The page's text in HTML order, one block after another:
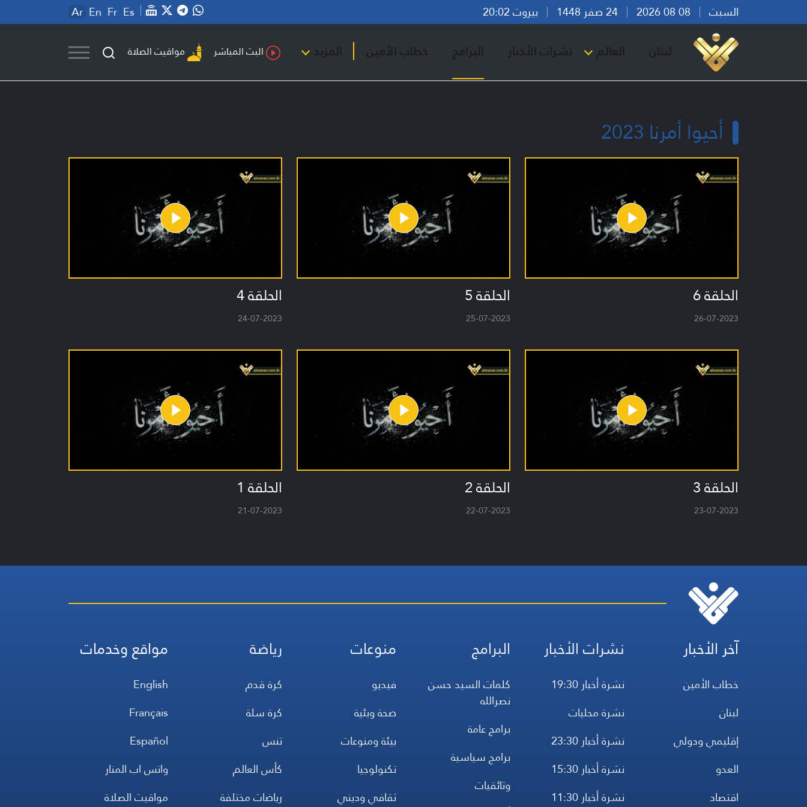
السبت بيروت 20:02 Ar En Fr Es
لبنان العالم نشرات الأخبار البرامج خطاب الأمين المزيد البث المباشر مواقيت الصلاة
أحيوا أمرنا 2023
الحلقة 6
26-07-2023
الحلقة 5
25-07-2023
الحلقة 4
24-07-2023
الحلقة 3
23-07-2023
الحلقة 2
22-07-2023
الحلقة 1
21-07-2023
آخر الأخبار
خطاب الأمين
لبنان
إقليمي ودولي
العدو
اقتصاد
نشرات الأخبار
نشرة أخبار 19:30
نشرة محليات
نشرة أخبار 23:30
نشرة أخبار 15:30
نشرة أخبار 11:30
البرامج
كلمات السيد حسن
نصرالله
برامج عامة
برامج سياسية
وثائقيات
منوعات
فيديو
صحة وبئية
بيئة ومنوعات
تكنولوجيا
ثقافي وديني
رياضة
كرة قدم
كرة سلة
تنس
كأس العالم
رياضات مختلفة
مواقع وخدمات
English
Français
Español
واتس اب المنار
مواقيت الصلاة